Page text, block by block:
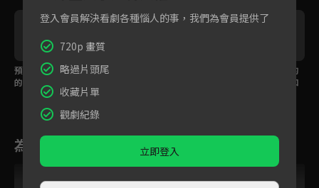
預告：不良高中生櫻遙
的英雄傳說
預告：我是風鈴高中的
櫻遙，記住我的長相和
為您推薦
登入會員解決看劇各種惱人的事，我們為會員提供了
720p 畫質
略過片頭尾
收藏片單
觀劇紀錄
立即登入